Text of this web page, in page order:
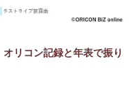
リコン記録と年表で振り